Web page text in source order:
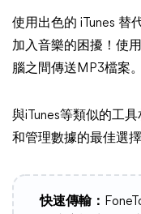
使用出色的 iTunes 替
加入音樂的困擾！使
腦之間傳送MP3檔案。
與iTunes等類似的工
和管理數據的最佳選擇
快速傳輸：